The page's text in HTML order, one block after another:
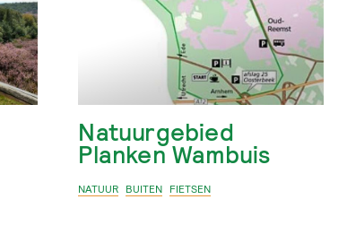
Natuurgebied
Planken Wambuis
NATUUR BUITEN FIETSEN